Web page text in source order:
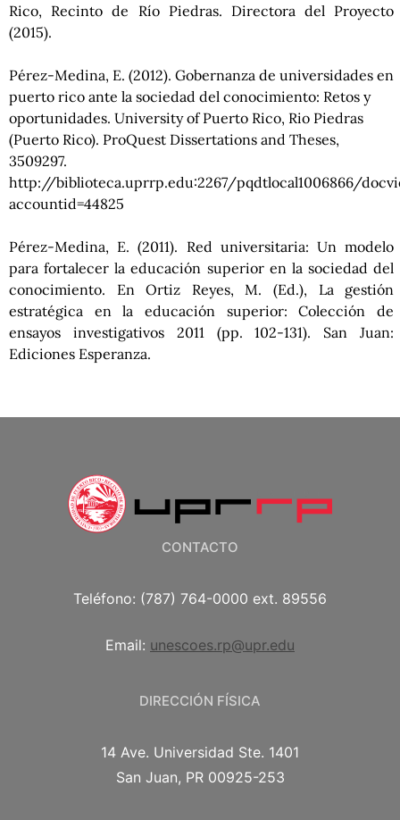
Rico, Recinto de Río Piedras. Directora del Proyecto
(2015).
Pérez-Medina, E. (2012). Gobernanza de universidades en
puerto rico ante la sociedad del conocimiento: Retos y
oportunidades. University of Puerto Rico, Rio Piedras
(Puerto Rico). ProQuest Dissertations and Theses,
3509297.
http://biblioteca.uprrp.edu:2267/pqdtlocal1006866/
accountid=44825
Pérez-Medina, E. (2011). Red universitaria: Un modelo
para fortalecer la educación superior en la sociedad del
conocimiento. En Ortiz Reyes, M. (Ed.), La gestión
estratégica en la educación superior: Colección de
ensayos investigativos 2011 (pp. 102-131). San Juan:
Ediciones Esperanza.
CONTACTO
Teléfono: (787) 764-0000 ext. 89556
Email: unescoes.rp@upr.edu
DIRECCIÓN FÍSICA
14 Ave. Universidad Ste. 1401
San Juan, PR 00925-253